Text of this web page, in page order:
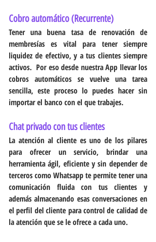
Cobro automático (Recurrente)
Tener una buena tasa de renovación de
membresías es vital para tener siempre
liquidez de efectivo, y a tus clientes siempre
activos.  Por eso desde nuestra App llevar los
cobros automáticos se vuelve una tarea
sencilla, este proceso lo puedes hacer sin
importar el banco con el que trabajes.
Chat privado con tus clientes
La atención al cliente es uno de los pilares
para ofrecer un servicio, brindar una
herramienta ágil, eficiente y sin depender de
terceros como Whatsapp te permite tener una
comunicación fluida con tus clientes y
además almacenando esas conversaciones en
el perfil del cliente para control de calidad de
la atención que se le ofrece a cada uno.